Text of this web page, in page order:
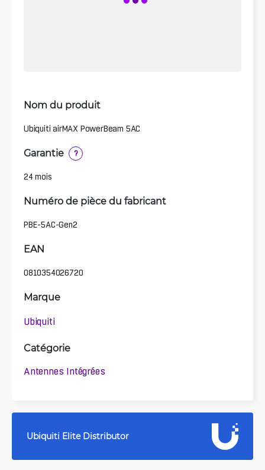
Nom du produit
Ubiquiti airMAX PowerBeam 5AC
Garantie ?
24 mois
Numéro de pièce du fabricant
PBE-5AC-Gen2
EAN
0810354026720
Marque
Ubiquiti
Catégorie
Antennes Intégrées
Ubiquiti Elite Distributor